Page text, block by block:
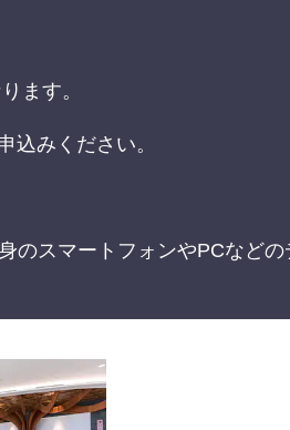
ます。
込みください。
のスマートフォンやPCなどの